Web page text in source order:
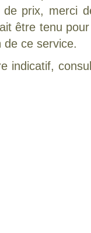
de prix, merci
être tenu
de ce service.
indicatif,